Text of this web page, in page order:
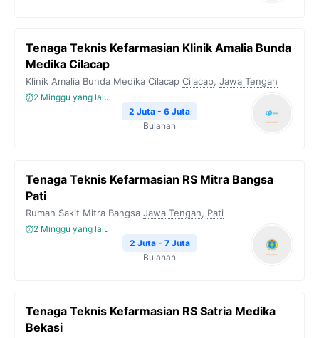
Tenaga Teknis Kefarmasian Klinik Amalia Bunda
Medika Cilacap
Klinik Amalia Bunda Medika Cilacap Cilacap, Jawa Tengah
2 Minggu yang lalu
2 Juta - 6 Juta
Bulanan
Tenaga Teknis Kefarmasian RS Mitra Bangsa
Pati
Rumah Sakit Mitra Bangsa Jawa Tengah, Pati
2 Minggu yang lalu
2 Juta - 7 Juta
Bulanan
Tenaga Teknis Kefarmasian RS Satria Medika
Bekasi